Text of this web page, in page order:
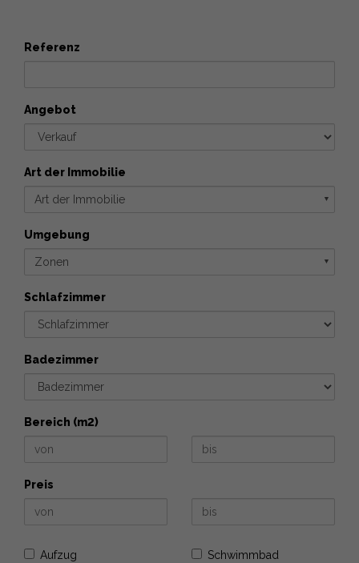
Referenz
Angebot
Art der Immobilie
Art der Immobilie ▼
Umgebung
Zonen ▼
Schlafzimmer
Badezimmer
Bereich (m2)
Preis
Aufzug Schwimmbad